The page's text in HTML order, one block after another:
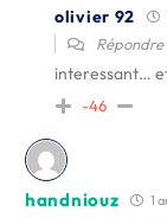
olivier 92
Répondre
interessant…
-46
handniouz 1